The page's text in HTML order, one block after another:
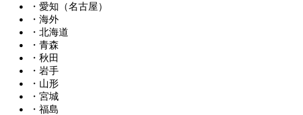
・愛知（名古屋）
・海外
・北海道
・青森
・秋田
・岩手
・山形
・宮城
・福島